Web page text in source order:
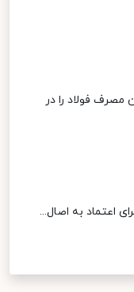
فولاد را در
اعتماد به اصال...